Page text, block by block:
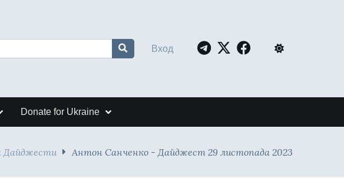
Вход
Donate for Ukraine
Дайджести Антон Санченко - Дайджест 29 листопада 2023